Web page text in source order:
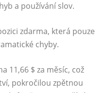
a používání slov.
zdarma, která pouze
chyby.
11,66 $ za měsíc, což
pokročilou zpětnou